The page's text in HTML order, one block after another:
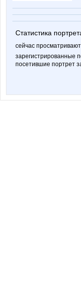
Статистика
сейчас
зарегистрированные
посетившие портрет